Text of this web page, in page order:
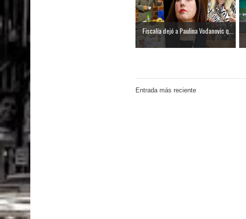
Fiscalía dejó a Paulina Vodanovic q...
Entrada más reciente